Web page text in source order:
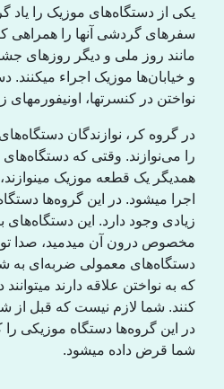
یکی از دستگاەهای موزیک را یاد
سفرهای گردشی آنها را همراهی
مانند روز ملی و دیگر روزهای
و خیابان‌ها موزیک اجراء میکنند.
نواختن در کنسرتها، اونیفورمهای
در گروە کر، نوازندگان
را می‌نوازند. وقتی کە
همدیگر یک قطعە موزیک
اجرا میشود. در این گروەها
زیادی وجود دارد. این
مخصوص درون آن میدمید، صدا
دستگاەهای معمولی ضربەای بە
کە بە نواختن علاقە دارند
کنند. شما لازم نیست کە قبل از
در این گروەها دستگاە موزیکی را
شما قرض دادە میشود.